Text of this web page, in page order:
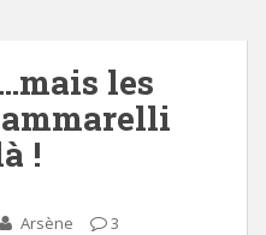
les
!
Arsène
3